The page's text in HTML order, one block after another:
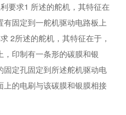
要求1 所述的舵机，其特征在
固定到一舵机驱动电路板上
2所述的舵机，其特征在于，
印制有一条形的碳膜和银
固定孔固定到所述舵机驱动电
上的电刷与该碳膜和银膜相接